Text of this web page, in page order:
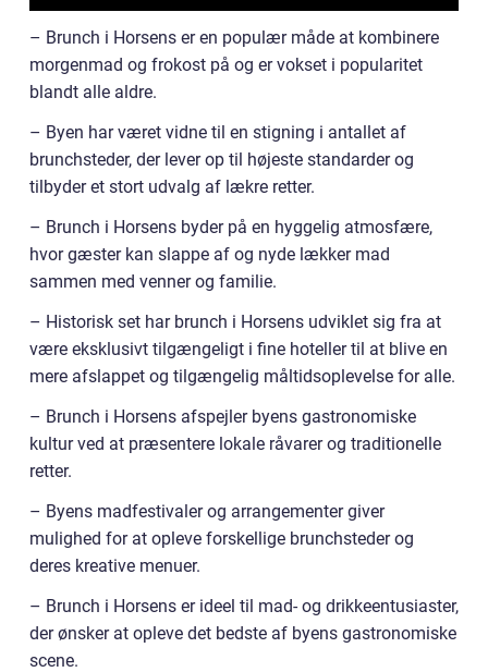
– Brunch i Horsens er en populær måde at kombinere
morgenmad og frokost på og er vokset i popularitet
blandt alle aldre.
– Byen har været vidne til en stigning i antallet af
brunchsteder, der lever op til højeste standarder og
tilbyder et stort udvalg af lækre retter.
– Brunch i Horsens byder på en hyggelig atmosfære,
hvor gæster kan slappe af og nyde lækker mad
sammen med venner og familie.
– Historisk set har brunch i Horsens udviklet sig fra at
være eksklusivt tilgængeligt i fine hoteller til at blive en
mere afslappet og tilgængelig måltidsoplevelse for alle.
– Brunch i Horsens afspejler byens gastronomiske
kultur ved at præsentere lokale råvarer og traditionelle
retter.
– Byens madfestivaler og arrangementer giver
mulighed for at opleve forskellige brunchsteder og
deres kreative menuer.
– Brunch i Horsens er ideel til mad- og drikkeentusiaster,
der ønsker at opleve det bedste af byens gastronomiske
scene.